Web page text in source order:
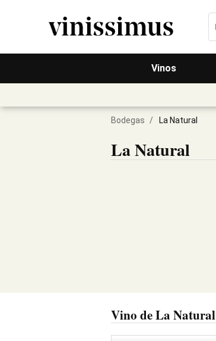
Vinos
Bodegas / La Natural
La Natural
Vino de La Natural